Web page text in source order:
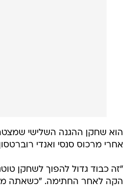
הוא שחקן ההגנה השלישי
אחרי מרכוס סנסי ואנדי
"זה כבוד גדול להפוך לשחקן
הקה לאחר החתימה. "כשאתה